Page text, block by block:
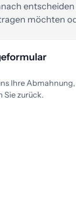
entscheiden
möchten
Ihre
Sie zurück.